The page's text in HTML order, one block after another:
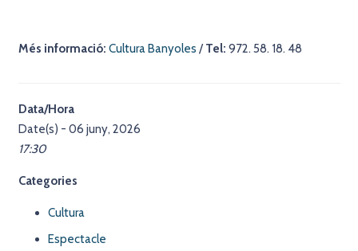
Més informació: Cultura Banyoles /Tel: 972. 58. 18. 48
Data/Hora
Date(s) - 06 juny, 2026
17:30
Categories
Cultura
Espectacle